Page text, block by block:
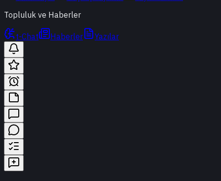
Topluluk ve Haberler
t-Chat Haberler Yazılar